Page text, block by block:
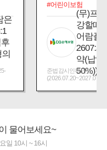
은
#어린이보험
(무)프
강할때
어람플
2607:
약(납입
50%))
준법감시인확인필_제
물어보세요~
일 10시 ~ 16시